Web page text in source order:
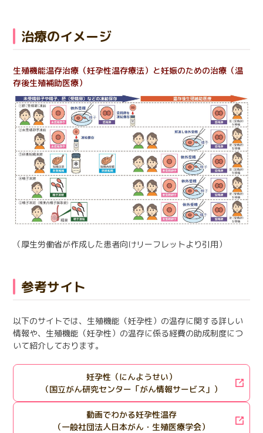
治療のイメージ
生殖機能温存治療（妊孕性温存療法）と妊娠のための治療（温
存後生殖補助医療）
（厚生労働省が作成した患者向けリーフレットより引用）
参考サイト
以下のサイトでは、生殖機能（妊孕性）の温存に関する詳しい
情報や、生殖機能（妊孕性）の温存に係る経費の助成制度につ
いて紹介しております。
妊孕性（にんようせい）
（国立がん研究センター「がん情報サービス」）
動画でわかる妊孕性温存
（一般社団法人日本がん・生殖医療学会）